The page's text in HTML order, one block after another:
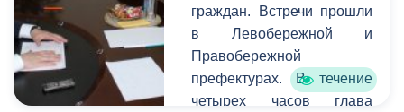
республиканских
профессиональных
образовательных
учреждений. Сегодня в
актовом зале
граждан. Встречи прошли
в Левобережной и
Правобережной
префектурах. В течение
четырех часов глава